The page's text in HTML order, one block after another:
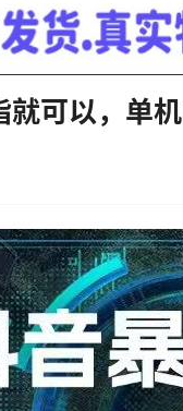
就可以，单